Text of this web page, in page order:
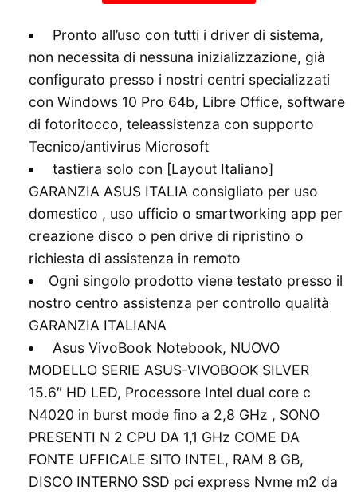
️ Pronto all’uso con tutti i driver di sistema,
non necessita di nessuna inizializzazione, già
configurato presso i nostri centri specializzati
con Windows 10 Pro 64b, Libre Office, software
di fotoritocco, teleassistenza con supporto
Tecnico/antivirus Microsoft
️ tastiera solo con [Layout Italiano]
GARANZIA ASUS ITALIA consigliato per uso
domestico , uso ufficio o smartworking app per
creazione disco o pen drive di ripristino o
richiesta di assistenza in remoto
Ogni singolo prodotto viene testato presso il
nostro centro assistenza per controllo qualità
GARANZIA ITALIANA
️ Asus VivoBook Notebook, NUOVO
MODELLO SERIE ASUS-VIVOBOOK SILVER
15.6″ HD LED, Processore Intel dual core c
N4020 in burst mode fino a 2,8 GHz , SONO
PRESENTI N 2 CPU DA 1,1 GHz COME DA
FONTE UFFICALE SITO INTEL, RAM 8 GB,
DISCO INTERNO SSD pci express Nvme m2 da